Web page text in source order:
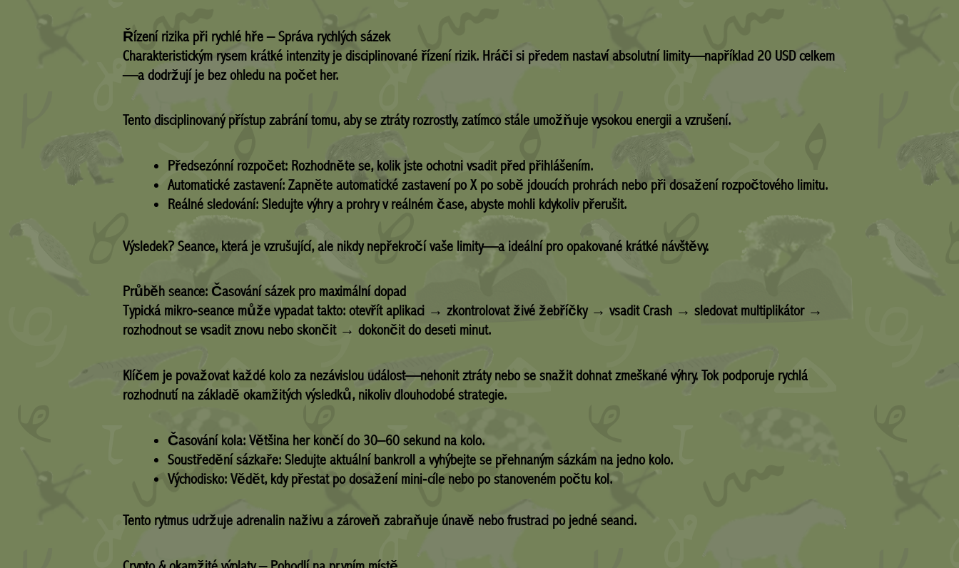
Řízení rizika při rychlé hře – Správa rychlých sázek
Charakteristickým rysem krátké intenzity je disciplinované řízení rizik. Hráči si předem nastaví absolutní limity—například 20 USD celkem
—a dodržují je bez ohledu na počet her.
Tento disciplinovaný přístup zabrání tomu, aby se ztráty rozrostly, zatímco stále umožňuje vysokou energii a vzrušení.
Předsezónní rozpočet:Rozhodněte se, kolik jste ochotni vsadit před přihlášením.
Automatické zastavení:Zapněte automatické zastavení po X po sobě jdoucích prohrách nebo při dosažení rozpočtového limitu.
Reálné sledování:Sledujte výhry a prohry v reálném čase, abyste mohli kdykoliv přerušit.
Výsledek? Seance, která je vzrušující, ale nikdy nepřekročí vaše limity—a ideální pro opakované krátké návštěvy.
Průběh seance: Časování sázek pro maximální dopad
Typická mikro‑seance může vypadat takto: otevřít aplikaci → zkontrolovat živé žebříčky → vsadit Crash → sledovat multiplikátor →
rozhodnout se vsadit znovu nebo skončit → dokončit do deseti minut.
Klíčem je považovat každé kolo za nezávislou událost—nehonit ztráty nebo se snažit dohnat zmeškané výhry. Tok podporuje rychlá
rozhodnutí na základě okamžitých výsledků, nikoliv dlouhodobé strategie.
Časování kola:Většina her končí do 30–60 sekund na kolo.
Soustředění sázkaře:Sledujte aktuální bankroll a vyhýbejte se přehnaným sázkám na jedno kolo.
Východisko:Vědět, kdy přestat po dosažení mini‑cíle nebo po stanoveném počtu kol.
Tento rytmus udržuje adrenalin naživu a zároveň zabraňuje únavě nebo frustraci po jedné seanci.